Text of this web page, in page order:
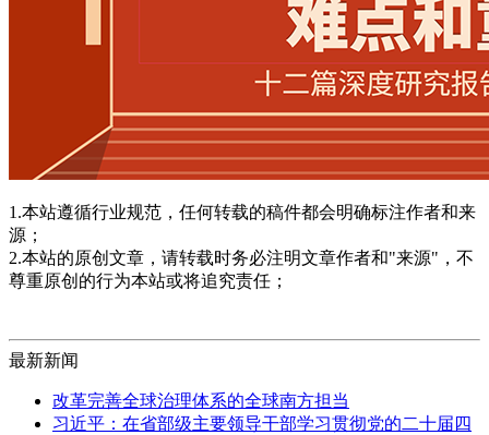
1.本站遵循行业规范，任何转载的稿件都会明确标注作者和来
源；
2.本站的原创文章，请转载时务必注明文章作者和"来源"，不
尊重原创的行为本站或将追究责任；
最新新闻
改革完善全球治理体系的全球南方担当
习近平：在省部级主要领导干部学习贯彻党的二十届四